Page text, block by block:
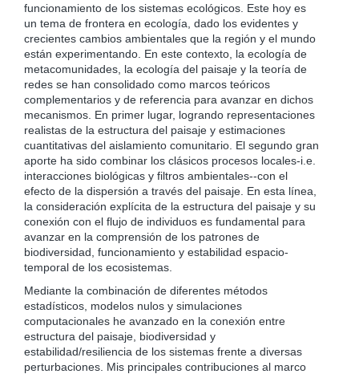
funcionamiento de los sistemas ecológicos. Este hoy es
un tema de frontera en ecología, dado los evidentes y
crecientes cambios ambientales que la región y el mundo
están experimentando. En este contexto, la ecología de
metacomunidades, la ecología del paisaje y la teoría de
redes se han consolidado como marcos teóricos
complementarios y de referencia para avanzar en dichos
mecanismos. En primer lugar, logrando representaciones
realistas de la estructura del paisaje y estimaciones
cuantitativas del aislamiento comunitario. El segundo gran
aporte ha sido combinar los clásicos procesos locales-i.e.
interacciones biológicas y filtros ambientales--con el
efecto de la dispersión a través del paisaje. En esta línea,
la consideración explícita de la estructura del paisaje y su
conexión con el flujo de individuos es fundamental para
avanzar en la comprensión de los patrones de
biodiversidad, funcionamiento y estabilidad espacio-
temporal de los ecosistemas.
Mediante la combinación de diferentes métodos
estadísticos, modelos nulos y simulaciones
computacionales he avanzado en la conexión entre
estructura del paisaje, biodiversidad y
estabilidad/resiliencia de los sistemas frente a diversas
perturbaciones. Mis principales contribuciones al marco